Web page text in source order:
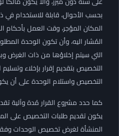
بحسب الأحوال، قابلة للاستخدام
المُشار اليه، وأن تكون الوحدة
التي سيتم إخلاؤها من ذات الغرض
التخصيص بتقديم إقرار بإخلاء
التخصيص واستلام الوحدة على أن
كما حدد مشروع القرار مُدة وآلية
يكون تقديم طلبات التخصيص على
المنشأة لغرض تخصيص الوحدات وفقا